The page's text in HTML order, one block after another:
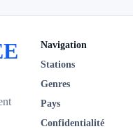
Navigation
Stations
Genres
Pays
Confidentialité